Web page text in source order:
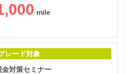
レード対象
対策セミナー